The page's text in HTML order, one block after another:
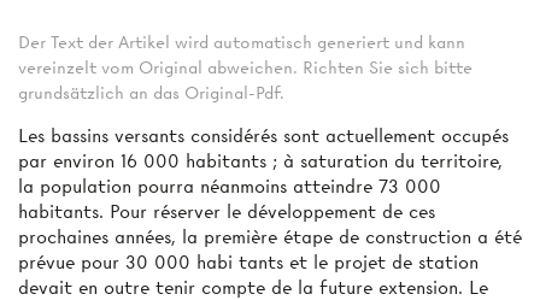
Der Text der Artikel wird automatisch generiert und kann
vereinzelt vom Original abweichen. Richten Sie sich bitte
grundsätzlich an das Original-Pdf.
Les bassins versants considérés sont actuellement occupés
par environ 16 000 habitants ; à saturation du territoire,
la population pourra néanmoins atteindre 73 000
habitants. Pour réserver le développement de ces
prochaines années, la première étape de construction a été
prévue pour 30 000 habi­ tants et le projet de station
devait en outre tenir compte de la future extension. Le